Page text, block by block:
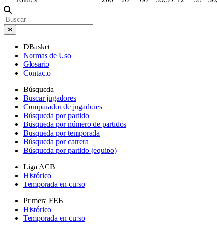
DBasket
Normas de Uso
Glosario
Contacto
Búsqueda
Buscar jugadores
Comparador de jugadores
Búsqueda por partido
Búsqueda por número de partidos
Búsqueda por temporada
Búsqueda por carrera
Búsqueda por partido (equipo)
Liga ACB
Histórico
Temporada en curso
Primera FEB
Histórico
Temporada en curso